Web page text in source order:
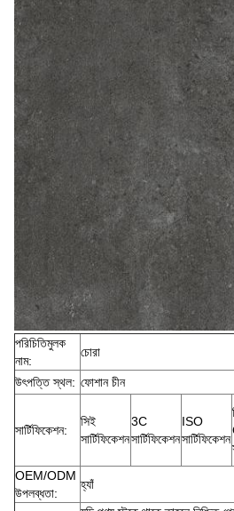
পরিচিতিমুলক
নাম:
চোরা
উৎপত্তি স্থল: ফোশান চীন
সার্টিফিকেশন:
সিই
সার্টিফিকেশন
3C
সার্টিফিকেশন
ISO
সার্টিফিকেশন
OEM/ODM
উপলব্ধতা:
হ্যাঁ